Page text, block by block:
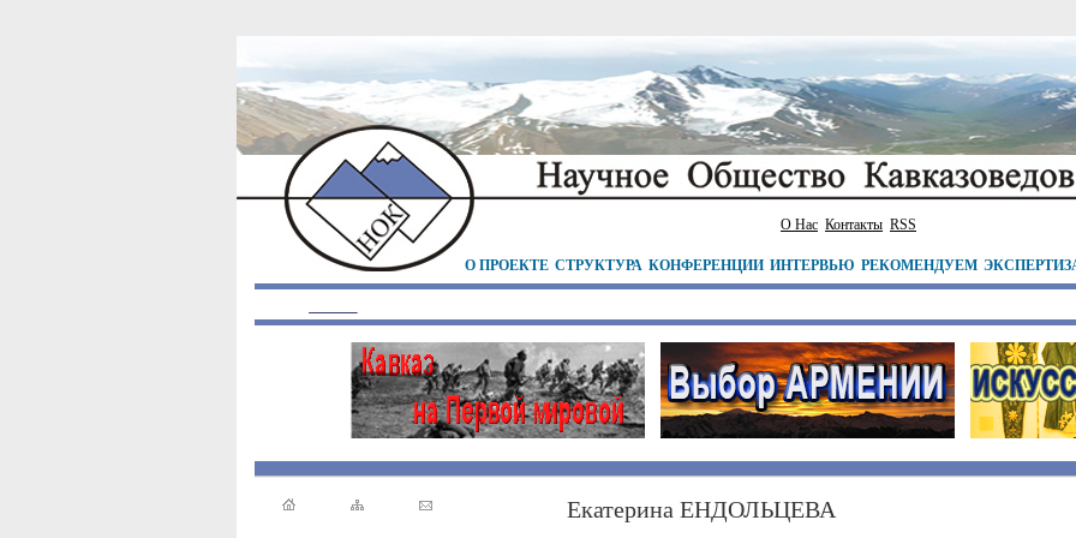
О Нас Контакты RSS
О ПРОЕКТЕ СТРУКТУРА КОНФЕРЕНЦИИ ИНТЕРВЬЮ РЕКОМЕНДУЕМ
Екатерина ЕНДОЛЬЦЕВА